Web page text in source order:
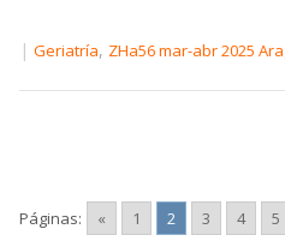
| Geriatría, ZHa56 mar-abr 2025
Páginas: « 1 2 3 4 5